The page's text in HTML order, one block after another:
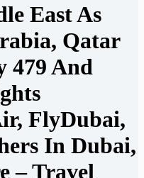
East As
Qatar
479 And
FlyDubai,
In Dubai,
– Travel